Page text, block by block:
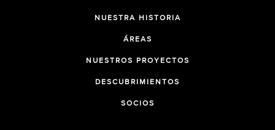
NUESTRA HISTORIA
ÁREAS
NUESTROS PROYECTOS
DESCUBRIMIENTOS
SOCIOS